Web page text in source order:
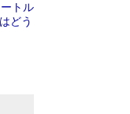
トル
どう